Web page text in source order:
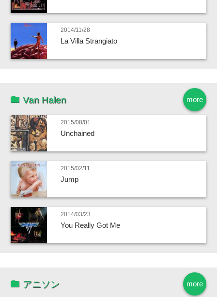
2014/11/28
La Villa Strangiato
more
Van Halen
2015/08/01
Unchained
2015/02/11
Jump
2014/03/23
You Really Got Me
more
アニソン